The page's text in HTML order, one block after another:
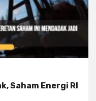
Saham Energi RI